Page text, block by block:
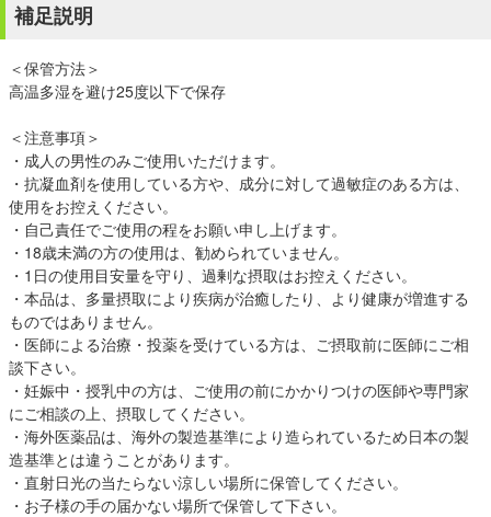
補足説明
＜保管方法＞
高温多湿を避け25度以下で保存
＜注意事項＞
・成人の男性のみご使用いただけます。
・抗凝血剤を使用している方や、成分に対して過敏症のある方は、
使用をお控えください。
・自己責任でご使用の程をお願い申し上げます。
・18歳未満の方の使用は、勧められていません。
・1日の使用目安量を守り、過剰な摂取はお控えください。
・本品は、多量摂取により疾病が治癒したり、より健康が増進する
ものではありません。
・医師による治療・投薬を受けている方は、ご摂取前に医師にご相
談下さい。
・妊娠中・授乳中の方は、ご使用の前にかかりつけの医師や専門家
にご相談の上、摂取してください。
・海外医薬品は、海外の製造基準により造られているため日本の製
造基準とは違うことがあります。
・直射日光の当たらない涼しい場所に保管してください。
・お子様の手の届かない場所で保管して下さい。